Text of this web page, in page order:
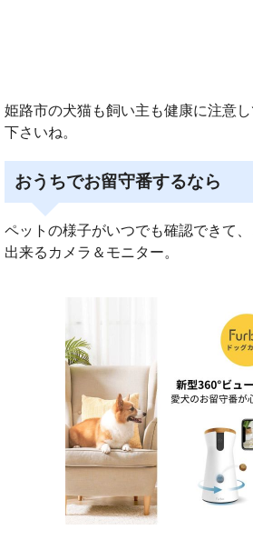
姫路市の犬猫も飼い主も健康に注意
下さいね。
おうちでお留守番するなら
ペットの様子がいつでも確認できて
出来るカメラ＆モニター。